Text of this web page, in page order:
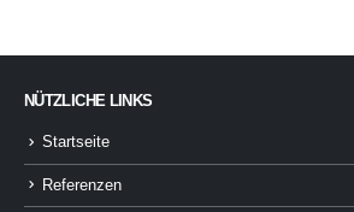
NÜTZLICHE LINKS
Startseite
Referenzen